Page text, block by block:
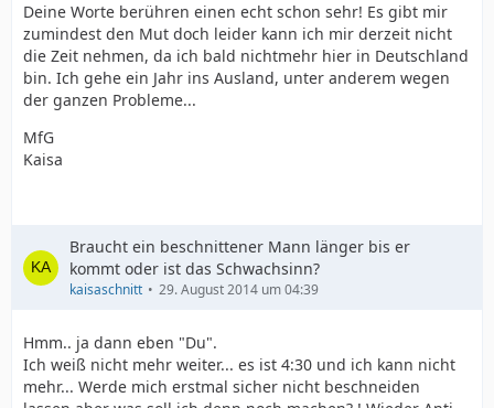
Deine Worte berühren einen echt schon sehr! Es gibt mir
zumindest den Mut doch leider kann ich mir derzeit nicht
die Zeit nehmen, da ich bald nichtmehr hier in Deutschland
bin. Ich gehe ein Jahr ins Ausland, unter anderem wegen
der ganzen Probleme...
MfG
Kaisa
Braucht ein beschnittener Mann länger bis er
kommt oder ist das Schwachsinn?
kaisaschnitt 29. August 2014 um 04:39
Hmm.. ja dann eben "Du".
Ich weiß nicht mehr weiter... es ist 4:30 und ich kann nicht
mehr... Werde mich erstmal sicher nicht beschneiden